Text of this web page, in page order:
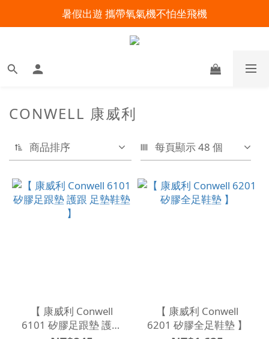
明陽來村全館免運優惠中
暑假出遊 攜帶氧氣機不怕坐飛機
明陽來村全館免運優惠中
CONWELL 康威利
商品排序 每頁顯示 48 個
【 康威利 Conwell
6101 矽膠足跟墊 護跟
【 康威利 Conwell
6201 矽膠全足鞋墊 】